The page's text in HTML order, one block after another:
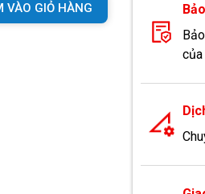
VÀO GIỎ HÀNG